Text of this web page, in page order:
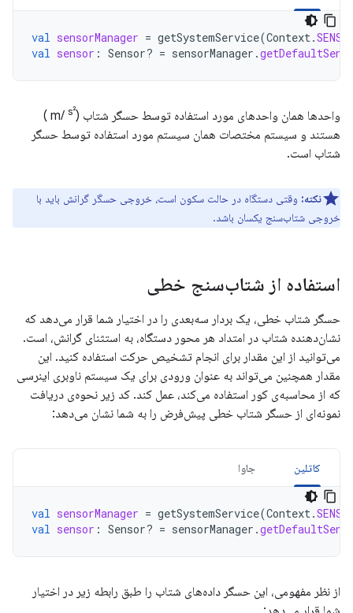
val sensorManager = getSystemService(Context.
val sensor : Sensor? = sensorManager .
واحدها همان واحدهای مورد استفاده توسط حسگر شتاب (m/s²
)
هستند و سیستم مختصات همان سیستم مورد استفاده توسط حسگر
شتاب است.
نکته: وقتی دستگاه در حالت سکون است، خروجی حسگر گرانش باید با
خروجی شتاب‌سنج یکسان باشد.
استفاده از شتاب‌سنج خطی
حسگر شتاب خطی، یک بردار سه‌بعدی را در اختیار شما قرار می‌دهد که
نشان‌دهنده شتاب در امتداد هر محور دستگاه، به استثنای گرانش، است.
می‌توانید از این مقدار برای انجام تشخیص حرکت استفاده کنید. این
مقدار همچنین می‌تواند به عنوان ورودی برای یک سیستم ناوبری اینرسی
که از محاسبه‌ی کور استفاده می‌کند، عمل کند. کد زیر نحوه‌ی دریافت
نمونه‌ای از حسگر شتاب خطی پیش‌فرض را به شما نشان می‌دهد:
کاتلین جاوا
val sensorManager = getSystemService(Context.
val sensor : Sensor? = sensorManager .
از نظر مفهومی، این حسگر داده‌های شتاب را طبق رابطه زیر در اختیار